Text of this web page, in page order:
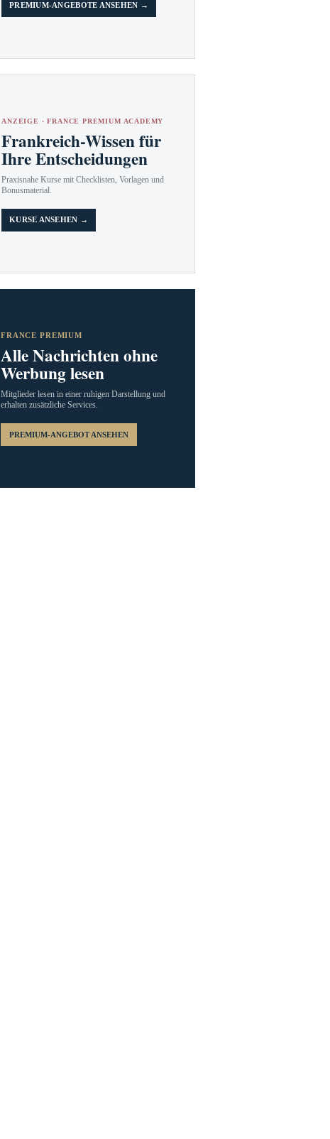
PREMIUM-ANGEBOTE ANSEHEN →
ANZEIGE · FRANCE PREMIUM ACADEMY
Frankreich-Wissen für
Ihre Entscheidungen
Praxisnahe Kurse mit Checklisten, Vorlagen und
Bonusmaterial.
KURSE ANSEHEN →
FRANCE PREMIUM
Alle Nachrichten ohne
Werbung lesen
Mitglieder lesen in einer ruhigen Darstellung und
erhalten zusätzliche Services.
PREMIUM-ANGEBOT ANSEHEN